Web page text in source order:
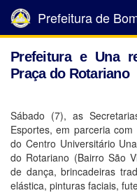
Prefeitura de
Prefeitura e Una
Praça do Rotariano
Sábado (7), as
Esportes, em parceria
do Centro Universitário
do Rotariano (Bairro São
de dança, brincadeiras
elástica, pinturas faciais,